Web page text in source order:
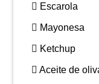
Escarola
Mayonesa
Ketchup
Aceite de